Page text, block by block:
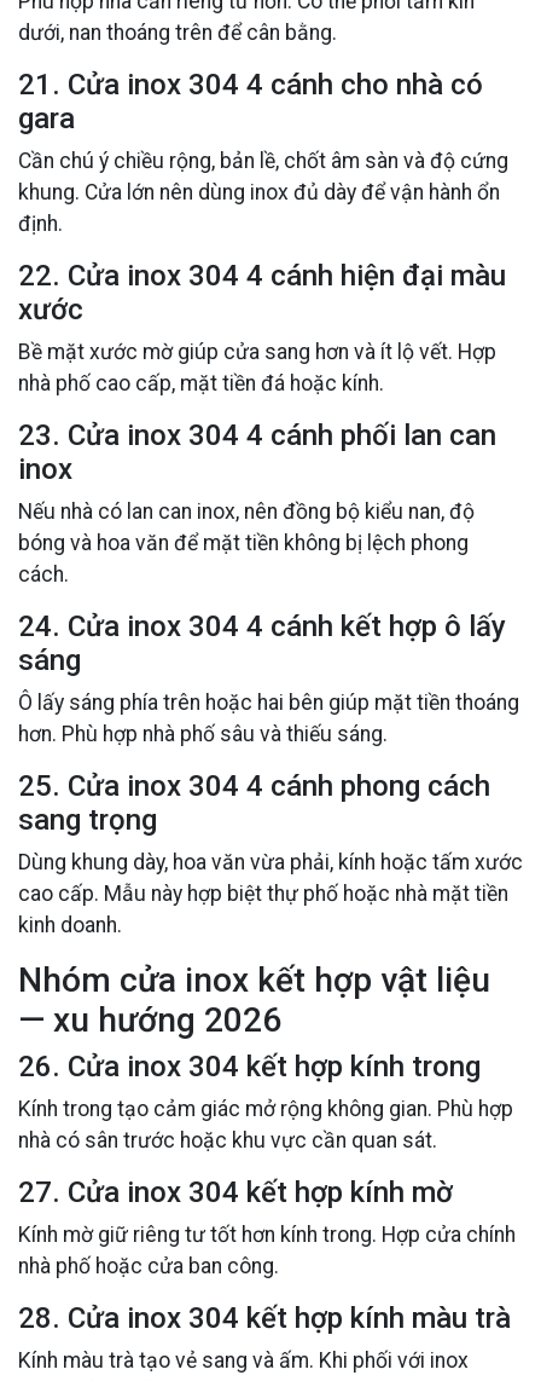
dưới, nan thoáng trên để cân bằng.
21. Cửa inox 304 4 cánh cho nhà có
gara
Cần chú ý chiều rộng, bản lề, chốt âm sàn và độ cứng
khung. Cửa lớn nên dùng inox đủ dày để vận hành ổn
định.
22. Cửa inox 304 4 cánh hiện đại màu
xước
Bề mặt xước mờ giúp cửa sang hơn và ít lộ vết. Hợp
nhà phố cao cấp, mặt tiền đá hoặc kính.
23. Cửa inox 304 4 cánh phối lan can
inox
Nếu nhà có lan can inox, nên đồng bộ kiểu nan, độ
bóng và hoa văn để mặt tiền không bị lệch phong
cách.
24. Cửa inox 304 4 cánh kết hợp ô lấy
sáng
Ô lấy sáng phía trên hoặc hai bên giúp mặt tiền thoáng
hơn. Phù hợp nhà phố sâu và thiếu sáng.
25. Cửa inox 304 4 cánh phong cách
sang trọng
Dùng khung dày, hoa văn vừa phải, kính hoặc tấm xước
cao cấp. Mẫu này hợp biệt thự phố hoặc nhà mặt tiền
kinh doanh.
Nhóm cửa inox kết hợp vật liệu
— xu hướng 2026
26. Cửa inox 304 kết hợp kính trong
Kính trong tạo cảm giác mở rộng không gian. Phù hợp
nhà có sân trước hoặc khu vực cần quan sát.
27. Cửa inox 304 kết hợp kính mờ
Kính mờ giữ riêng tư tốt hơn kính trong. Hợp cửa chính
nhà phố hoặc cửa ban công.
28. Cửa inox 304 kết hợp kính màu trà
Kính màu trà tạo vẻ sang và ấm. Khi phối với inox